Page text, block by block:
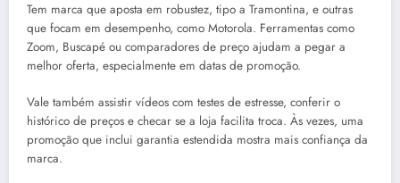
Tem marca que aposta em robustez, tipo a Tramontina, e outras
que focam em desempenho, como Motorola. Ferramentas como
Zoom, Buscapé ou comparadores de preço ajudam a pegar a
melhor oferta, especialmente em datas de promoção.
Vale também assistir vídeos com testes de estresse, conferir o
histórico de preços e checar se a loja facilita troca. Às vezes, uma
promoção que inclui garantia estendida mostra mais confiança da
marca.